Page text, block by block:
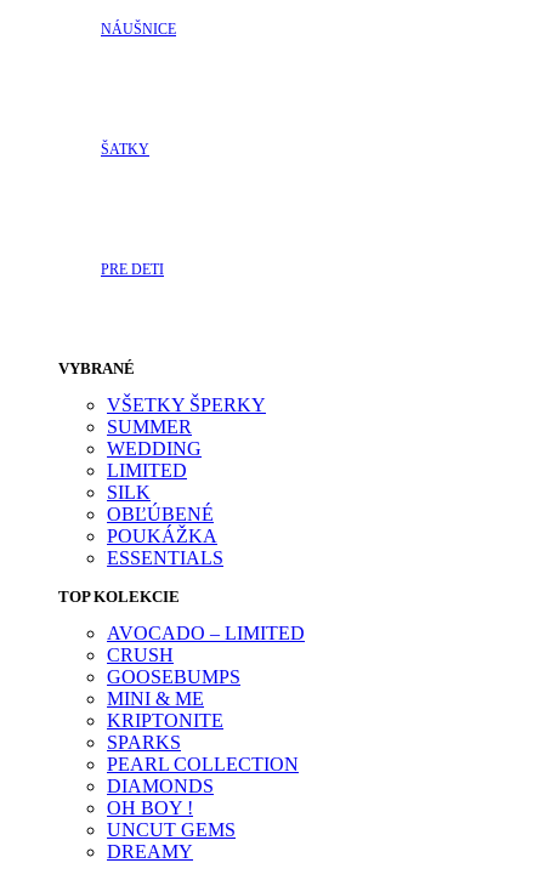
NÁUŠNICE
ŠATKY
PRE DETI
VYBRANÉ
VŠETKY ŠPERKY
SUMMER
WEDDING
LIMITED
SILK
OBĽÚBENÉ
POUKÁŽKA
ESSENTIALS
TOP KOLEKCIE
AVOCADO – LIMITED
CRUSH
GOOSEBUMPS
MINI & ME
KRIPTONITE
SPARKS
PEARL COLLECTION
DIAMONDS
OH BOY !
UNCUT GEMS
DREAMY